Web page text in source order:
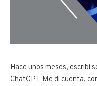
Hace unos meses, escribí
ChatGPT. Me di cuenta,